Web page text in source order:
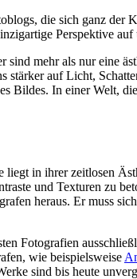
die sich ganz der
Perspektive
mehr als nur eine
stärker auf Licht,
Bildes. In einer Welt,
in ihrer zeitlosen
und Texturen zu
heraus. Er muss
Fotografien
wie beispielsweise
sind bis heute